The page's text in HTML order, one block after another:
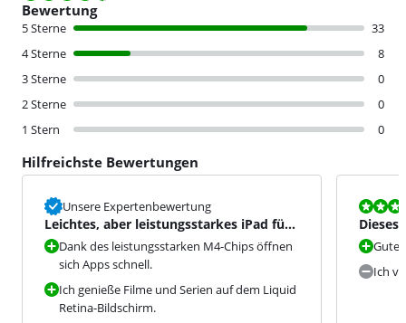
Bewertung
5 Sterne
33
4 Sterne
8
3 Sterne
0
2 Sterne
0
1 Stern
0
Hilfreichste Bewertungen
Unsere Expertenbewertung
Leichtes, aber leistungsstarkes iPad für
die meisten Aufgabe
Dank des leistungsstarken M4-Chips öffnen
sich Apps schnell.
Ich genieße Filme und Serien auf dem Liquid
Retina-Bildschirm.
Bewertet
Dieses
Face
Ich